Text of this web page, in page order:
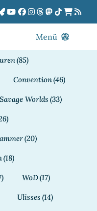
Menü
(85)
Convention(46)
Savage Worlds (33)
(20)
(18)
WoD(17)
Ulisses (14)